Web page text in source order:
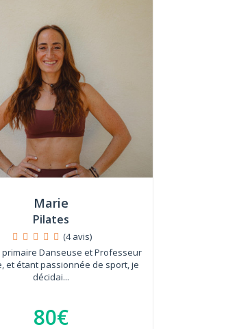
Marie
Pilates
(4 avis)
primaire Danseuse et Professeur
et étant passionnée de sport, je
décidai...
80€